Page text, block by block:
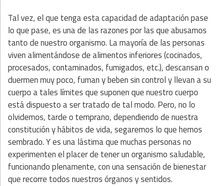
Tal vez, el que tenga esta capacidad de adaptación pase
lo que pase, es una de las razones por las que abusamos
tanto de nuestro organismo. La mayoría de las personas
viven alimentándose de alimentos inferiores (cocinados,
procesados, contaminados, fumigados, etc.), descansan o
duermen muy poco, fuman y beben sin control y llevan a su
cuerpo a tales límites que suponen que nuestro cuerpo
está dispuesto a ser tratado de tal modo. Pero, no lo
olvidemos, tarde o temprano, dependiendo de nuestra
constitución y hábitos de vida, segaremos lo que hemos
sembrado. Y es una lástima que muchas personas no
experimenten el placer de tener un organismo saludable,
funcionando plenamente, con una sensación de bienestar
que recorre todos nuestros órganos y sentidos.